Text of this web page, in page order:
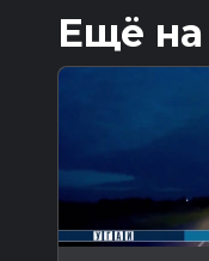
Ещё на